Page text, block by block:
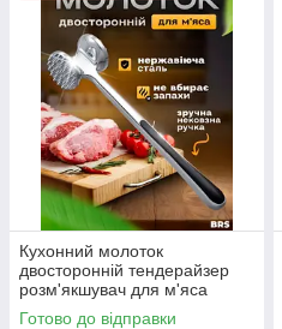
Кухонний молоток
двосторонній тендерайзер
розм'якшувач для м'яса
цинковий сплав
Готово до відправки